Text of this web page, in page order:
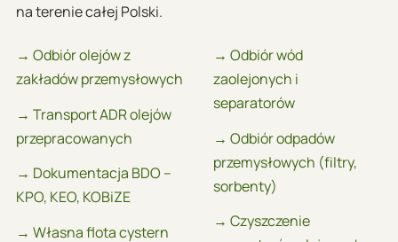
na terenie całej Polski.
→ Odbiór olejów z
zakładów przemysłowych
→ Transport ADR olejów
przepracowanych
→ Dokumentacja BDO –
KPO, KEO, KOBiZE
→ Własna flota cystern
→ Odbiór wód
zaolejonych i
separatorów
→ Odbiór odpadów
przemysłowych (filtry,
sorbenty)
→ Czyszczenie